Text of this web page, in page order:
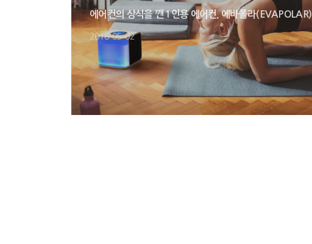
에어컨의 상식을 깬 1인용 에어컨, 에바폴라(EVAPOLAR)
2016-05-02